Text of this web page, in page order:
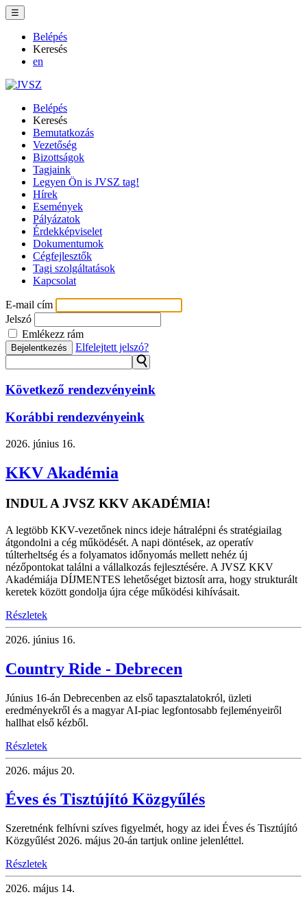
☰
Belépés
Keresés
en
Belépés
Keresés
Bemutatkozás
Vezetőség
Bizottságok
Tagjaink
Legyen Ön is JVSZ tag!
Hírek
Események
Pályázatok
Érdekképviselet
Dokumentumok
Cégfejlesztők
Tagi szolgáltatások
Kapcsolat
E-mail cím
Jelszó
Emlékezz rám
Bejelentkezés Elfelejtett jelszó?
⚲
Következő rendezvényeink
Korábbi rendezvényeink
2026. június 16.
KKV Akadémia
INDUL A JVSZ KKV AKADÉMIA!
A legtöbb KKV-vezetőnek nincs ideje hátralépni és stratégiailag
átgondolni a cég működését. A napi döntések, az operatív
túlterheltség és a folyamatos időnyomás mellett nehéz új
nézőpontokat találni a vállalkozás fejlesztésére. A JVSZ KKV
Akadémiája DÍJMENTES lehetőséget biztosít arra, hogy strukturált
keretek között gondolja újra cége működési kihívásait.
Részletek
2026. június 16.
Country Ride - Debrecen
Június 16-án Debrecenben az első tapasztalatokról, üzleti
eredményekről és a magyar AI-piac legfontosabb fejleményeiről
hallhat első kézből.
Részletek
2026. május 20.
Éves és Tisztújító Közgyűlés
Szeretnénk felhívni szíves figyelmét, hogy az idei Éves és Tisztújító
Közgyűlést 2026. május 20-án tartjuk online jelenléttel.
Részletek
2026. május 14.